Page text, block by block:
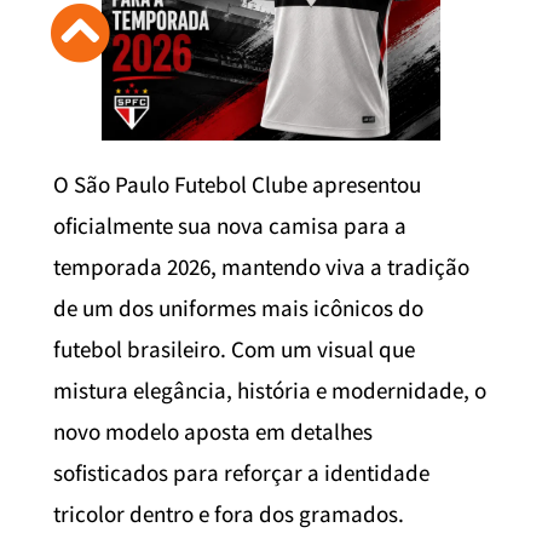
O São Paulo Futebol Clube apresentou
oficialmente sua nova camisa para a
temporada 2026, mantendo viva a tradição
de um dos uniformes mais icônicos do
futebol brasileiro. Com um visual que
mistura elegância, história e modernidade, o
novo modelo aposta em detalhes
sofisticados para reforçar a identidade
tricolor dentro e fora dos gramados.